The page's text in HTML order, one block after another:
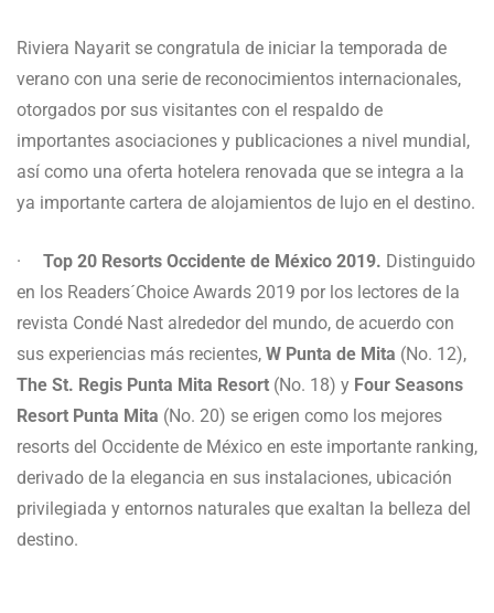
Riviera Nayarit se congratula de iniciar la temporada de
verano con una serie de reconocimientos internacionales,
otorgados por sus visitantes con el respaldo de
importantes asociaciones y publicaciones a nivel mundial,
así como una oferta hotelera renovada que se integra a la
ya importante cartera de alojamientos de lujo en el destino.
· Top 20 Resorts Occidente de México 2019. Distinguido
en los Readers´Choice Awards 2019 por los lectores de la
revista Condé Nast alrededor del mundo, de acuerdo con
sus experiencias más recientes, W Punta de Mita (No. 12),
The St. Regis Punta Mita Resort (No. 18) y Four Seasons
Resort Punta Mita (No. 20) se erigen como los mejores
resorts del Occidente de México en este importante ranking,
derivado de la elegancia en sus instalaciones, ubicación
privilegiada y entornos naturales que exaltan la belleza del
destino.